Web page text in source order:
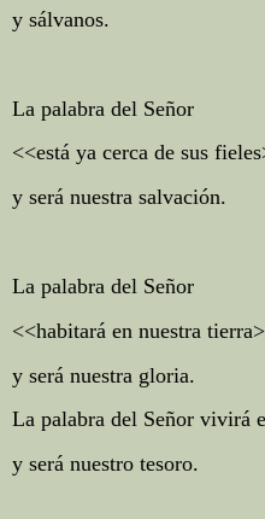
y sálvanos.
La palabra del Señor
<<está ya cerca de sus
y será nuestra salvación.
La palabra del Señor
<<habitará en nuestra
y será nuestra gloria.
La palabra del Señor vivirá
y será nuestro tesoro.